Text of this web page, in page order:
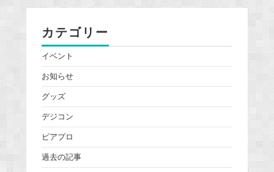
カテゴリー
イベント
お知らせ
グッズ
デジコン
ピアプロ
過去の記事